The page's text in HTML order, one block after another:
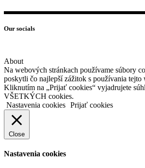
Our socials
About
Na webových stránkach používame súbory
poskytli čo najlepší zážitok s používania tejto
Kliknutím na „Prijať cookies“ vyjadrujete
VŠETKÝCH cookies.
Nastavenia cookies Prijať cookies
Close
Nastavenia cookies